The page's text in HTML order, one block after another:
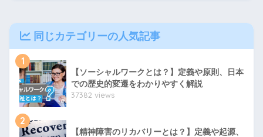
同じカテゴリーの人気記事
1
【ソーシャルワークとは？】定義や原則、日本
での歴史的変遷をわかりやすく解説
37382 views
2
【精神障害のリカバリーとは？】定義や起源、